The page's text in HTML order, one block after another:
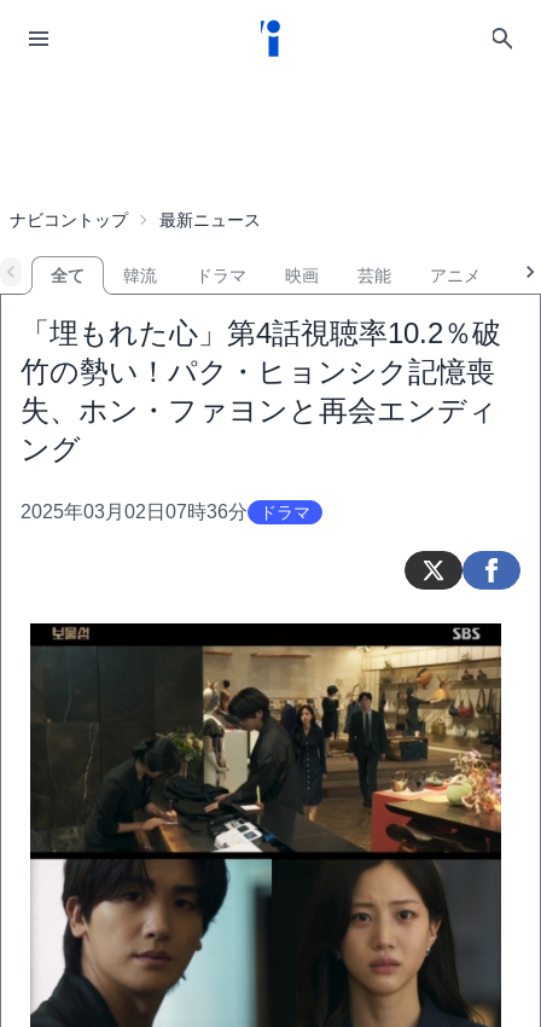
ナビコントップ 最新ニュース
全て 韓流 ドラマ 映画 芸能 アニメ
「埋もれた心」第4話視聴率10.2％破
竹の勢い！パク・ヒョンシク記憶喪
失、ホン・ファヨンと再会エンディ
ング
2025年03月02日07時36分 ドラマ